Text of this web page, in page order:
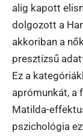
alig kapott
dolgozott a
akkoriban a
presztízsű
Ez a
aprómunkát, a
Matilda-
pszichológia